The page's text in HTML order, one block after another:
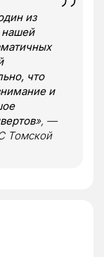
из
нашей
что
и
», —
Томской